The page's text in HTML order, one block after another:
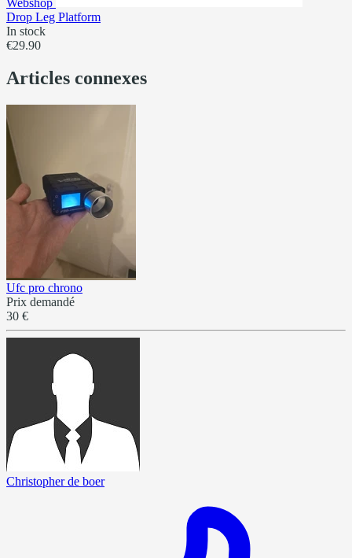
Drop Leg Platform
In stock
€29.90
Articles connexes
Ufc pro chrono
Prix demandé
30 €
Christopher de boer